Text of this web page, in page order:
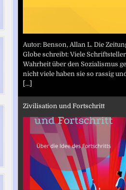
Autor: Benson, Allan L. Die
Globe schreibt: Viele
Wahrheit über den Sozialismus
nicht viele haben sie so rassig
[...]
Zivilisation und Fortschritt